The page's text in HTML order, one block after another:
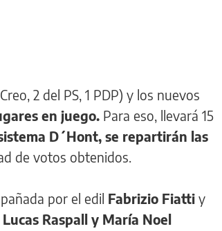
2 del PS, 1 PDP) y los nuevos
en juego. Para eso, llevará 15
D´Hont, se repartirán las
de votos obtenidos.
por el edil Fabrizio Fiatti y
Raspall y María Noel